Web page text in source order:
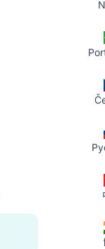
頁。
由該管轄地之法院
何疑問，請聯絡我